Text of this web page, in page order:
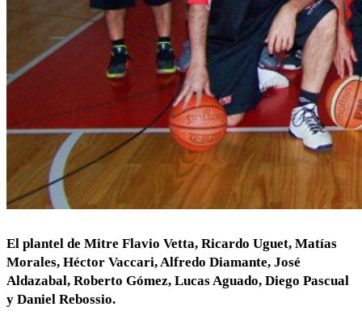
El plantel de Mitre Flavio Vetta, Ricardo Uguet, Matías
Morales, Héctor Vaccari, Alfredo Diamante, José
Aldazabal, Roberto Gómez, Lucas Aguado, Diego Pascual
y Daniel Rebossio.